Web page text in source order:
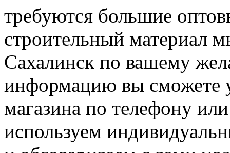
требуются большие
строительный материал
Сахалинск по вашему
информацию вы сможете
магазина по телефону
используем